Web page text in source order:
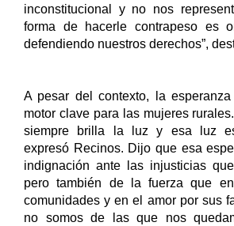
inconstitucional y no nos
forma de hacerle contrapeso es
defendiendo nuestros derechos”,
A pesar del contexto, la
motor clave para las mujeres
siempre brilla la luz y esa luz
expresó Recinos. Dijo que esa
indignación ante las injusticias
pero también de la fuerza que
comunidades y en el amor por sus
no somos de las que nos